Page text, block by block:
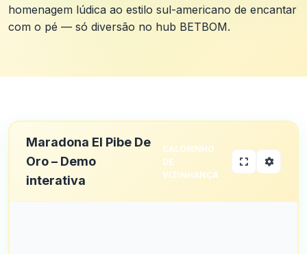
homenagem lúdica ao estilo sul-americano de encantar
com o pé — só diversão no hub BETBOM.
Maradona El Pibe De
Oro – Demo
interativa
CALORINHO
DE
VIZINHANÇA